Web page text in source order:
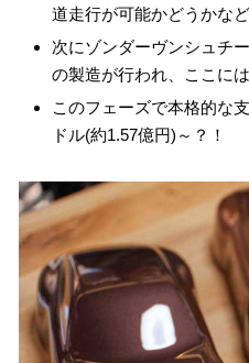
道走行が可能かどうかな
次にゾンダーヴンシュチ
の製造が行われ、ここに
このフェーズで本格的な
ドル(約1.57億円)～？！